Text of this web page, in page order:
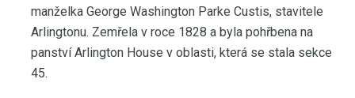
manželka George Washington Parke Custis, stavitele
Arlingtonu. Zemřela v roce 1828 a byla pohřbena na
panství Arlington House v oblasti, která se stala sekce
45.